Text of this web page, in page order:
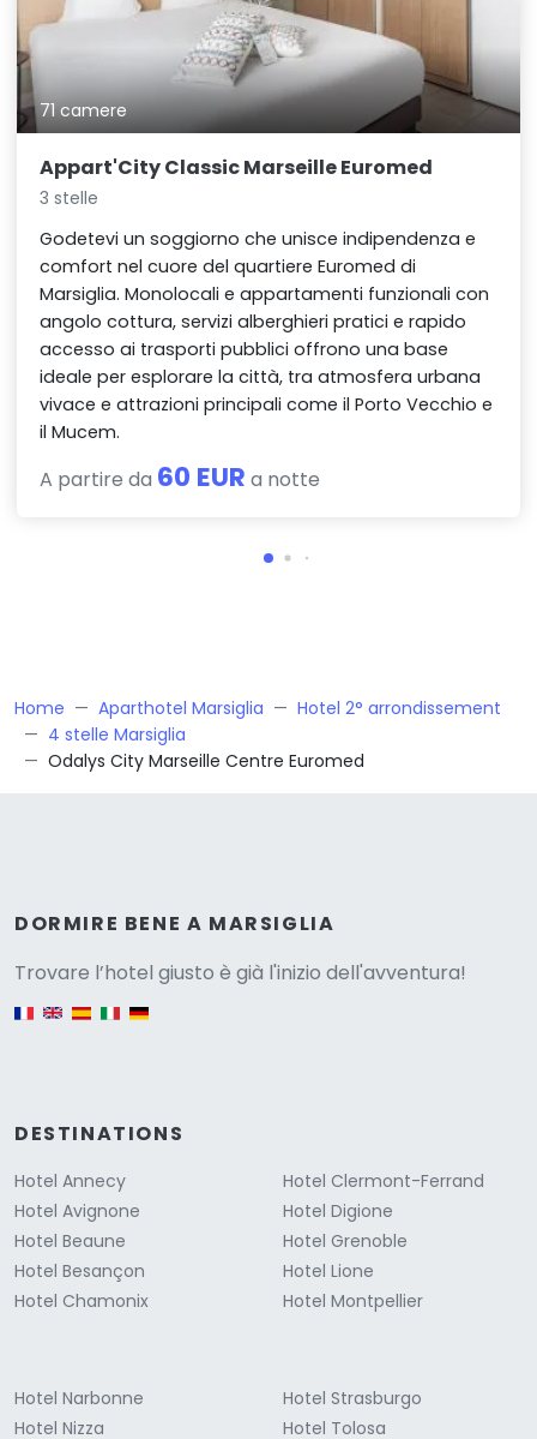
71 camere
Appart'City Classic Marseille Euromed
3 stelle
Godetevi un soggiorno che unisce indipendenza e
comfort nel cuore del quartiere Euromed di
Marsiglia. Monolocali e appartamenti funzionali con
angolo cottura, servizi alberghieri pratici e rapido
accesso ai trasporti pubblici offrono una base
ideale per esplorare la città, tra atmosfera urbana
vivace e attrazioni principali come il Porto Vecchio e
il Mucem.
A partire da 60 EUR a notte
Home Aparthotel Marsiglia
Hotel 2° arrondissement
4 stelle Marsiglia
Odalys City Marseille Centre Euromed
DORMIRE BENE A MARSIGLIA
Trovare l’hotel giusto è già l'inizio dell'avventura!
English version
DESTINATIONS
Hotel Annecy
Hotel Avignone
Hotel Beaune
Hotel Besançon
Hotel Chamonix
Hotel Clermont-Ferrand
Hotel Digione
Hotel Grenoble
Hotel Lione
Hotel Montpellier
Hotel Narbonne
Hotel Nizza
Hotel Strasburgo
Hotel Tolosa